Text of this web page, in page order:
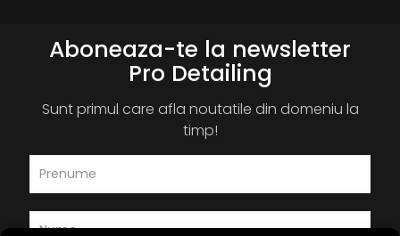
Aboneaza-te la newsletter
Pro Detailing
Sunt primul care afla noutatile din domeniu la
timp!